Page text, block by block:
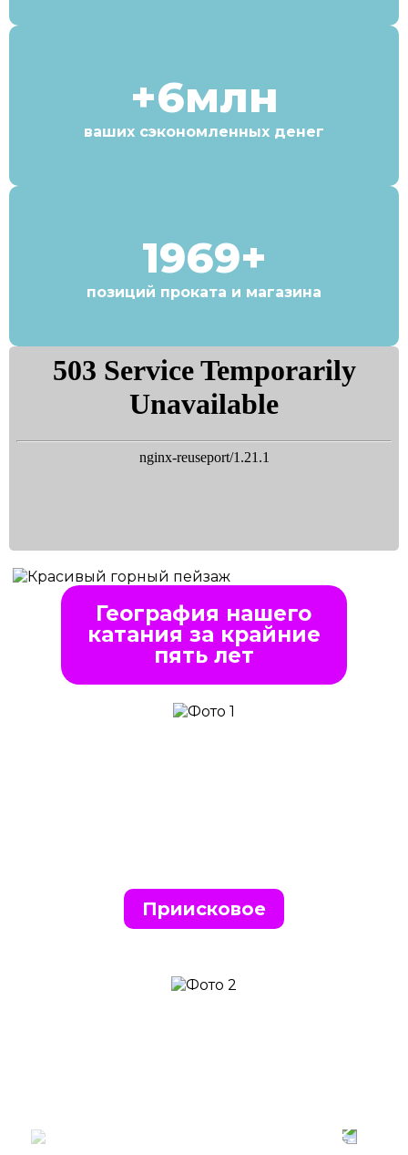
+6млн
ваших сэкономленных денег
1969+
позиций проката и магазина
География нашего
катания за крайние
пять лет
Приисковое